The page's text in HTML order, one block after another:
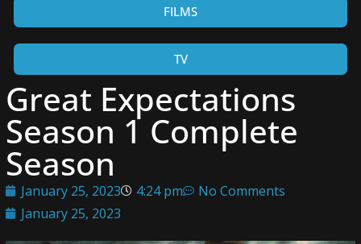
FILMS
TV
Great Expectations
Season 1 Complete
Season
January 25, 2023 4:24 pm
No Comments
January 25, 2023